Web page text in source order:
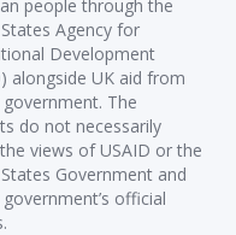
people through the
Agency for
Development
alongside UK aid from
The
do not necessarily
views of USAID or the
Government and
official